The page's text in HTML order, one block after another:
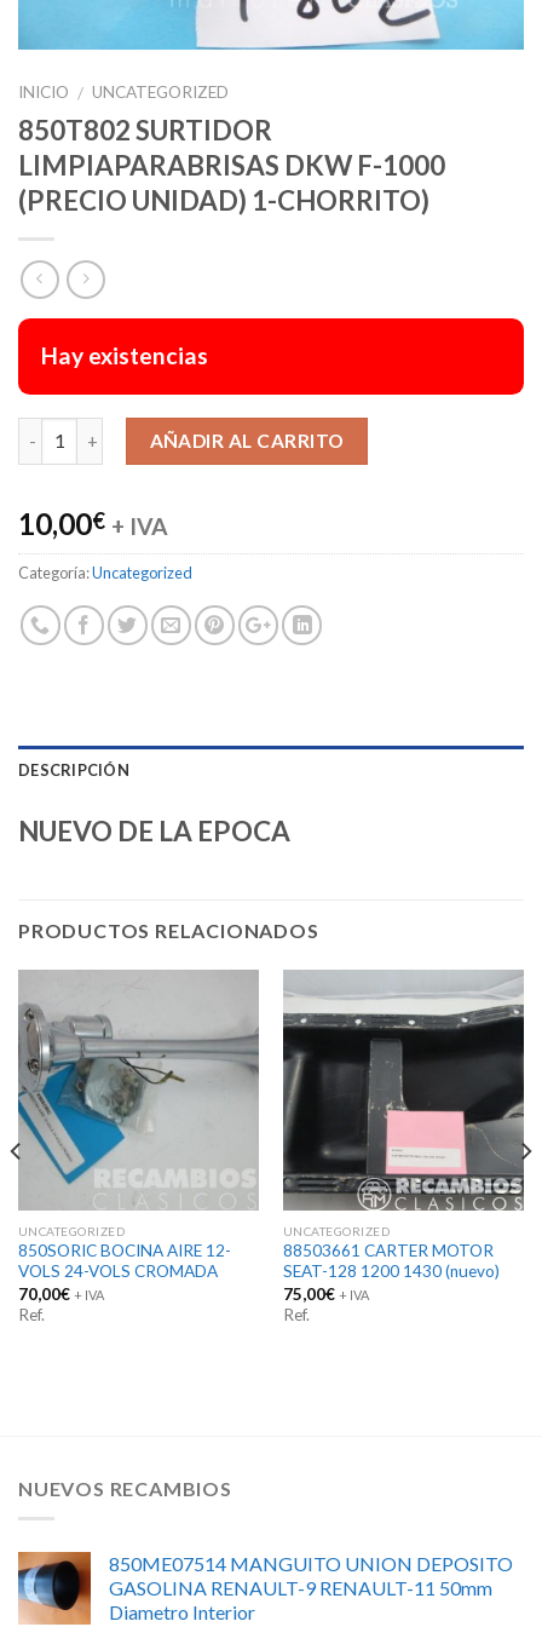
INICIO / UNCATEGORIZED
850T802 SURTIDOR
LIMPIAPARABRISAS DKW F-1000
(PRECIO UNIDAD) 1-CHORRITO)
Hay existencias
AÑADIR AL CARRITO
10,00€ + IVA
Categoría:Uncategorized
DESCRIPCIÓN
NUEVO DE LA EPOCA
PRODUCTOS RELACIONADOS
UNCATEGORIZED
850SORIC BOCINA AIRE 12-
VOLS 24-VOLS CROMADA
70,00€ + IVA
Ref.
UNCATEGORIZED
88503661 CARTER MOTOR
SEAT-128 1200 1430 (nuevo)
75,00€ + IVA
Ref.
NUEVOS RECAMBIOS
850ME07514 MANGUITO UNION DEPOSITO
GASOLINA RENAULT-9 RENAULT-11 50mm
Diametro Interior